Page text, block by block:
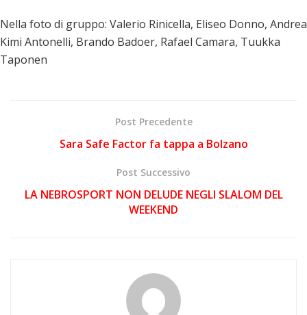
Nella foto di gruppo: Valerio Rinicella, Eliseo Donno, Andrea
Kimi Antonelli, Brando Badoer, Rafael Camara, Tuukka
Taponen
Post Precedente
Sara Safe Factor fa tappa a Bolzano
Post Successivo
LA NEBROSPORT NON DELUDE NEGLI SLALOM DEL
WEEKEND